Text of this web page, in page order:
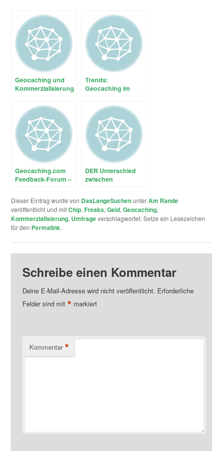
Geocaching und
Kommerzialisierung
Trends:
Geocaching im
anderen Outdoor-
Aktivitäten
Geocaching.com
Feedback-Forum –
DER Unterschied
zwischen
Geocaching.com
Dieser Eintrag wurde von DasLangeSuchenunterAm Rande
veröffentlicht und mitChip,Freaks,Geld,Geocaching,
Kommerzialisierung, Umfrageverschlagwortet. Setze ein Lesezeichen
für den Permalink.
Schreibe einen Kommentar
Deine E-Mail-Adresse wird nicht veröffentlicht. Erforderliche
Felder sind mit * markiert
Kommentar *